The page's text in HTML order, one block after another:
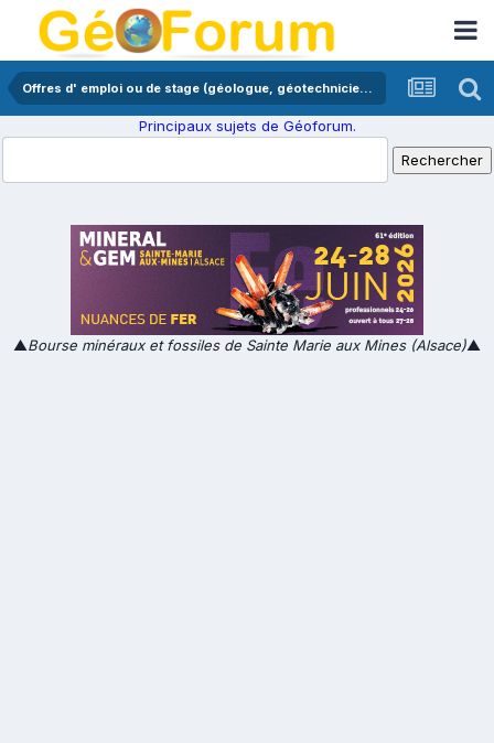
Offres d' emploi ou de stage (géologue, géotechnicien,...)
Principaux sujets de Géoforum.
▲Bourse minéraux et fossiles de Sainte Marie aux Mines (Alsace)▲